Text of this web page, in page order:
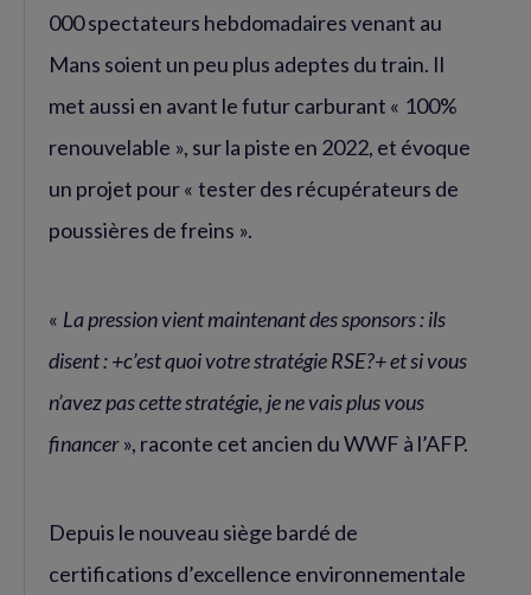
000 spectateurs hebdomadaires venant au
Mans soient un peu plus adeptes du train. Il
met aussi en avant le futur carburant « 100%
renouvelable », sur la piste en 2022, et évoque
un projet pour « tester des récupérateurs de
poussières de freins ».
« La pression vient maintenant des sponsors : ils
disent : +c’est quoi votre stratégie RSE?+ et si vous
n’avez pas cette stratégie, je ne vais plus vous
financer», raconte cet ancien du WWF à l’AFP.
Depuis le nouveau siège bardé de
certifications d’excellence environnementale